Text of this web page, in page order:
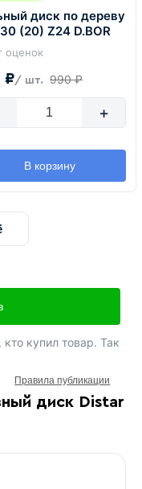
диск по дереву
(20) Z24 D.BOR
оценок
₽/ шт. 990 ₽
+
В корзину
диск Distar
купил товар. Так
Правила публикации